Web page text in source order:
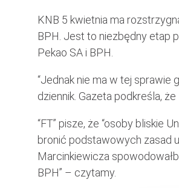
KNB 5 kwietnia ma
BPH. Jest to niezbędny etap
Pekao SA i BPH.
“Jednak nie ma w tej sprawie
dziennik. Gazeta podkreśla,
“FT” pisze, że “osoby bliskie
bronić podstawowych zasad
Marcinkiewicza
BPH” – czytamy.